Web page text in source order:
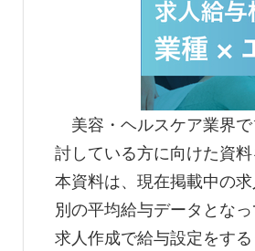
美容・ヘルスケア業界
討している方に向けた資
本資料は、現在掲載中の
別の平均給与データとなっ
求人作成で給与設定をす